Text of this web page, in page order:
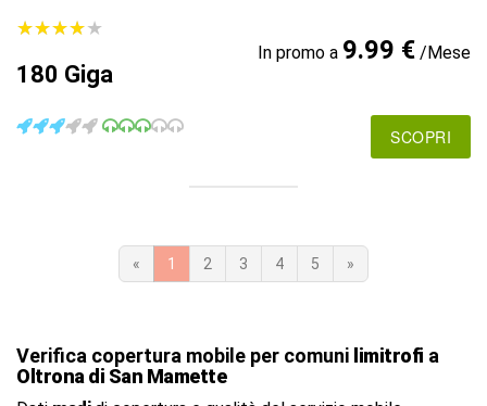
★★★★★
★★★★★
180 Giga
In promo a 9.99 €/Mese
SCOPRI
« 1 2 3 4 5 »
Verifica copertura mobile per comuni limitrofi a
Oltrona di San Mamette